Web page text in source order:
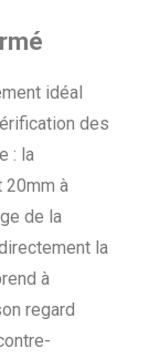
idéal
des
: la
20mm à
de la
la
à
regard